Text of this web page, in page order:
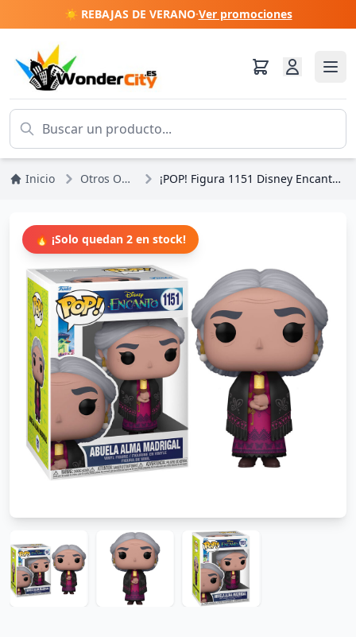
☀️ REBAJAS DE VERANO·Ver promociones
Inicio Otros Otro Disney ¡POP! Figura 1151 Disney Encanto Abuela Alma Madrigal
🔥 ¡Solo quedan 2 en stock!